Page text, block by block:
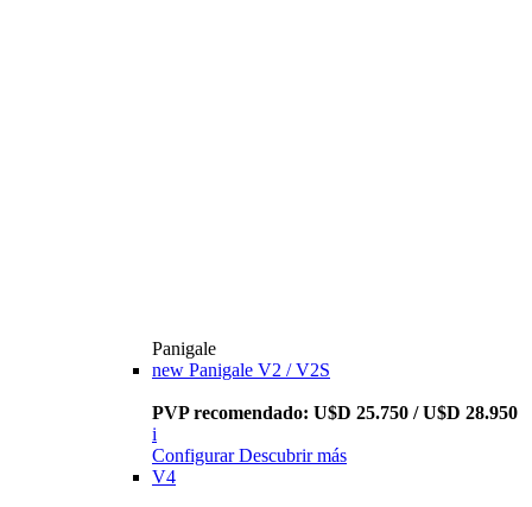
Panigale
new Panigale V2 / V2S
PVP recomendado: U$D 25.750 / U$D 28.950
i
Configurar Descubrir más
V4